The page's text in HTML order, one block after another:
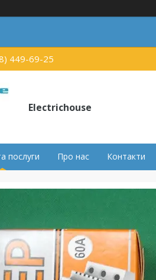
449-69-25
Electrichouse
послуги Про нас Контакти